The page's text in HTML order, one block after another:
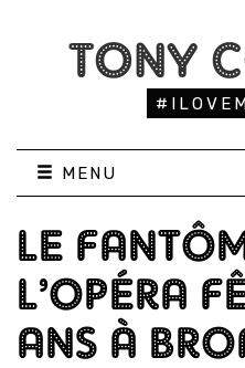
TONY
MENU
LE
L’OPÉRA
ANS À